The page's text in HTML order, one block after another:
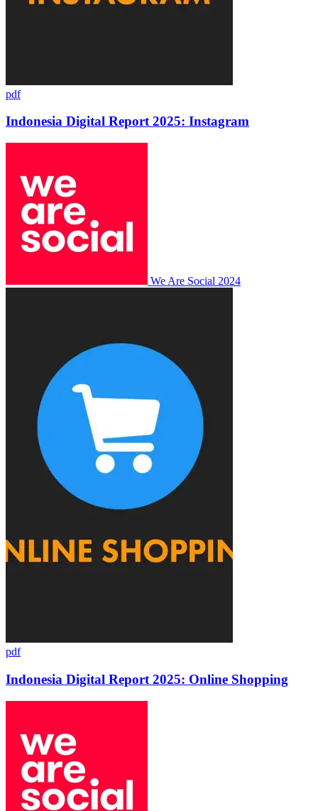
pdf
Indonesia Digital Report 2025: Instagram
We Are Social 2024
pdf
Indonesia Digital Report 2025: Online Shopping